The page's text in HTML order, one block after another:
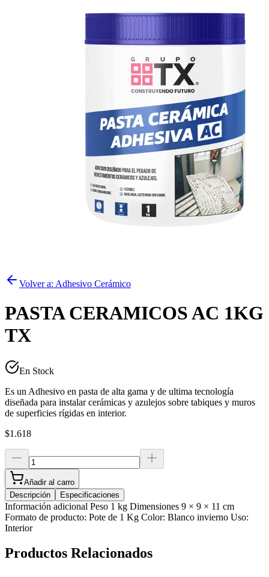
Volver a: Adhesivo Cerámico
PASTA CERAMICOS AC 1KG
TX
En Stock
Es un Adhesivo en pasta de alta gama y de ultima tecnología
diseñada para instalar cerámicas y azulejos sobre tabiques y muros
de superficies rígidas en interior.
$1.618
Añadir al carro
Descripción
Especificaciones
Información adicional Peso 1 kg Dimensiones 9 × 9 × 11 cm
Formato de producto: Pote de 1 Kg Color: Blanco invierno Uso:
Interior
Productos Relacionados